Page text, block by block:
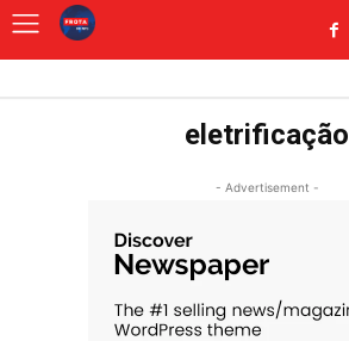
eletrificação
- Advertisement -